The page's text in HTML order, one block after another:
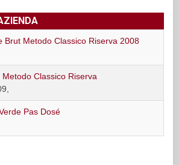
Brut Metodo Classico Riserva 2008
Metodo Classico Riserva
Pas Dosé